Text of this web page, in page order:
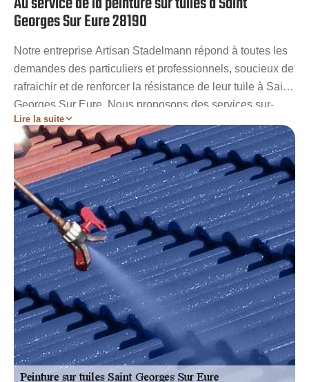
Georges Sur Eure 28190
Notre entreprise Artisan Stadelmann répond à toutes les
demandes des particuliers et professionnels, soucieux de
rafraichir et de renforcer la résistance de leur tuile à Saint
Georges Sur Eure. Nous proposons des services sur-
mesure, adaptés à toutes les capacités financières de
chacun. Nous intervenons sur n’importe quel type de
bâtiment, dans toutes les situations. Riches de plusieurs
années d’expérience dans le métier, nous sommes dans
la capacité d’aider toutes personnes, souhaitant apporter
un surplus de protection et un nouvel aspect à leur
revêtement en tuile. Nos services sont bien évidemment
garantis et rapides.
Lire la suite